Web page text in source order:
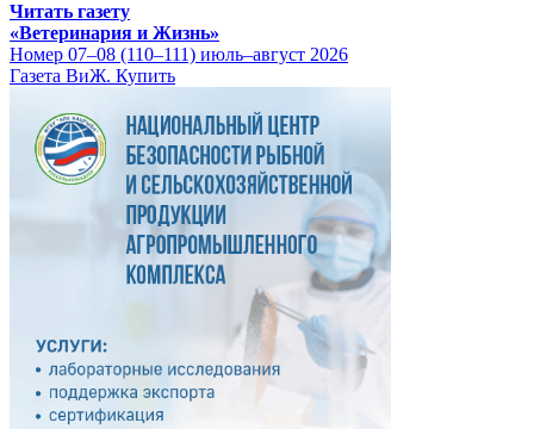
Читать газету
«Ветеринария и Жизнь»
Номер 07–08 (110–111) июль–август 2026
Газета ВиЖ. Купить